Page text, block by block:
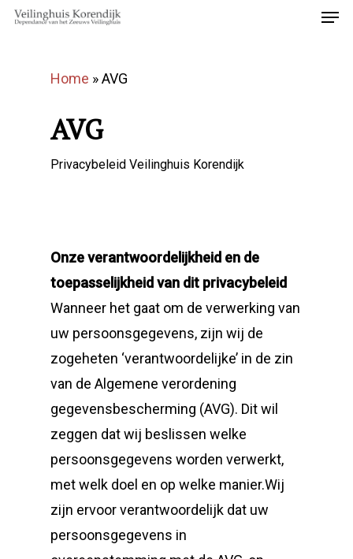
Home »AVG
AVG
Privacybeleid Veilinghuis Korendijk
Onze verantwoordelijkheid en de
toepasselijkheid van dit privacybeleid
Wanneer het gaat om de verwerking van
uw persoonsgegevens, zijn wij de
zogeheten ‘verantwoordelijke’ in de zin
van de Algemene verordening
gegevensbescherming (AVG). Dit wil
zeggen dat wij beslissen welke
persoonsgegevens worden verwerkt,
met welk doel en op welke manier.Wij
zijn ervoor verantwoordelijk dat uw
persoonsgegevens in